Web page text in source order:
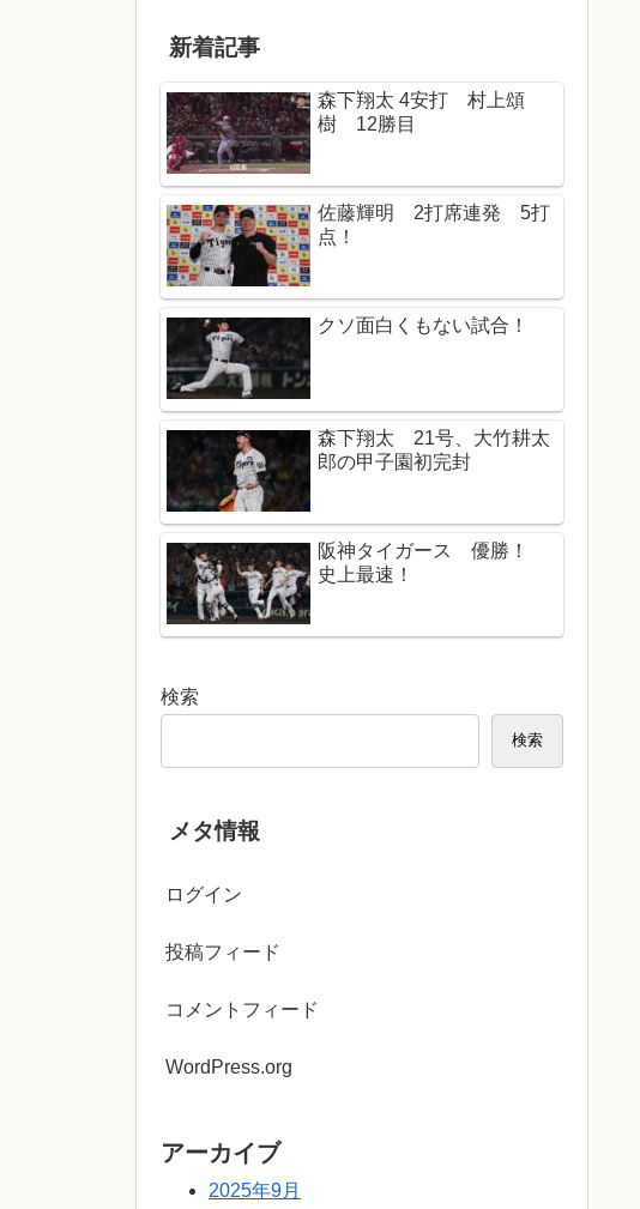
新着記事
森下翔太 4安打 村上頌
樹 12勝目
佐藤輝明 2打席連発 5打
点！
クソ面白くもない試合！
森下翔太 21号、大竹耕太
郎の甲子園初完封
阪神タイガース 優勝！
史上最速！
検索
検索
メタ情報
ログイン
投稿フィード
コメントフィード
WordPress.org
アーカイブ
2025年9月